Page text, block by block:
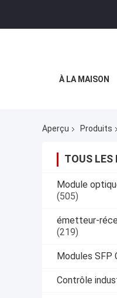
À LA MAISON
Aperçu Produits
TOUS LES
Module
(505)
émetteur-
(219)
Modules SFP
Contrôle